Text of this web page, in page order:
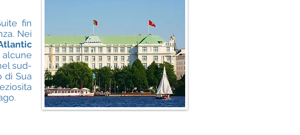
fin
Nei
sud-
di Sua